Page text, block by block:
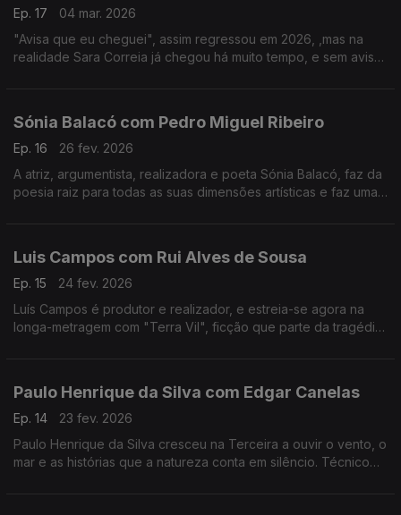
Ep. 17
04 mar. 2026
"Avisa que eu cheguei", assim regressou em 2026, ,mas na
realidade Sara Correia já chegou há muito tempo, e sem aviso
Sónia Balacó com Pedro Miguel Ribeiro
Ep. 16
26 fev. 2026
A atriz, argumentista, realizadora e poeta Sónia Balacó, faz da
poesia raiz para todas as suas dimensões artísticas e faz uma
Luis Campos com Rui Alves de Sousa
Ep. 15
24 fev. 2026
Luís Campos é produtor e realizador, e estreia-se agora na
longa-metragem com "Terra Vil", ficção que parte da tragédia
Paulo Henrique da Silva com Edgar Canelas
Ep. 14
23 fev. 2026
Paulo Henrique da Silva cresceu na Terceira a ouvir o vento, o
mar e as histórias que a natureza conta em silêncio. Técnico